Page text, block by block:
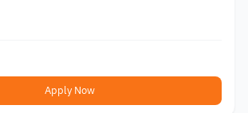
Apply Now